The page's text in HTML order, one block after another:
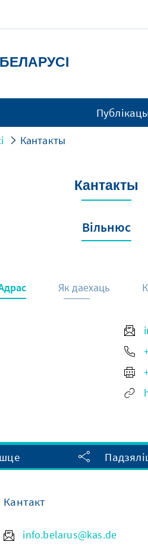
Кантакты
Кантакты
Вiльнюс
Як даехаць
Кантакт
info.belarus@kas.de